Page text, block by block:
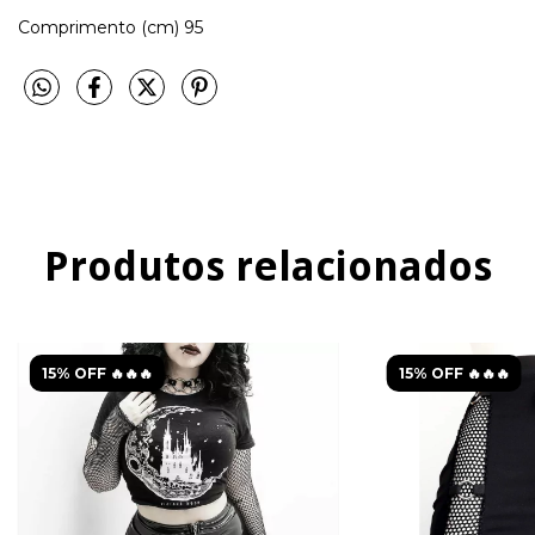
Comprimento (cm) 95
Produtos relacionados
15% OFF 🔥🔥🔥 15% OFF 🔥🔥🔥